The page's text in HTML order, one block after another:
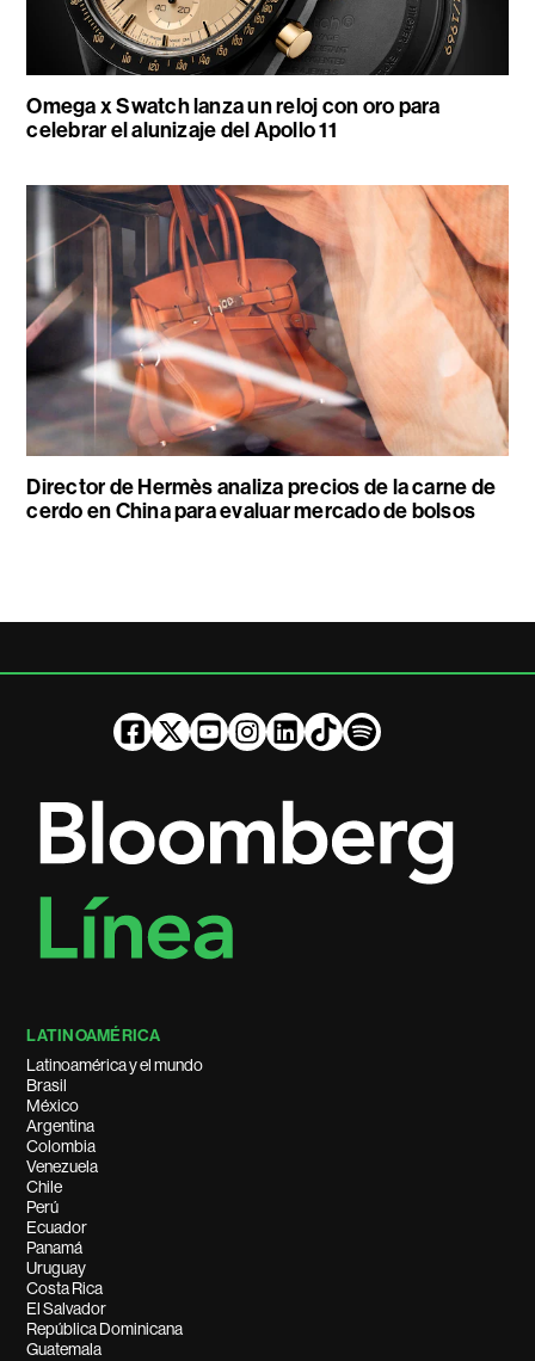
Omega x Swatch lanza un reloj con oro para
celebrar el alunizaje del Apollo 11
Director de Hermès analiza precios de la carne de
cerdo en China para evaluar mercado de bolsos
LATINOAMÉRICA
Latinoamérica y el mundo
Brasil
México
Argentina
Colombia
Venezuela
Chile
Perú
Ecuador
Panamá
Uruguay
Costa Rica
El Salvador
República Dominicana
Guatemala